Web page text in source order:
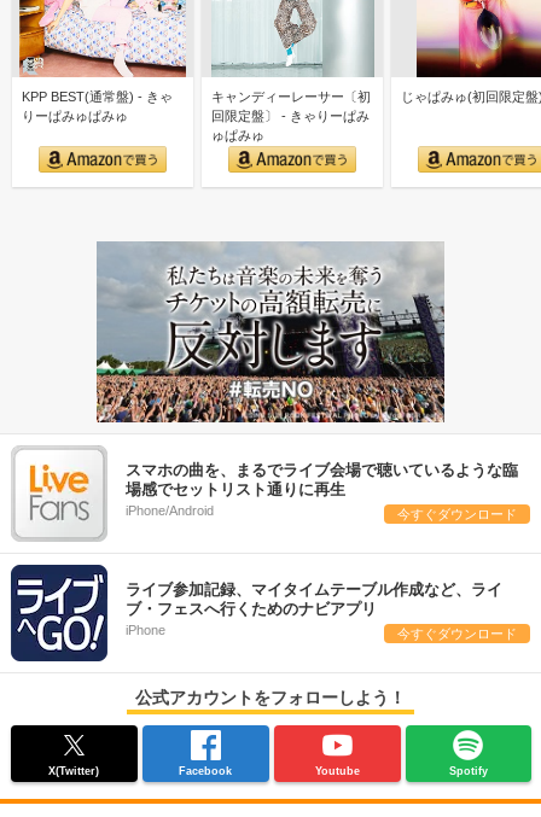
KPP BEST(通常盤) - きゃ
りーぱみゅぱみゅ
キャンディーレーサー〔初
回限定盤〕 - きゃりーぱみ
ゅぱみゅ
じゃぱみゅ(初回限定盤
スマホの曲を、まるでライブ会場で聴いているような臨
場感でセットリスト通りに再生
iPhone/Android 今すぐダウンロード
ライブ参加記録、マイタイムテーブル作成など、ライ
ブ・フェスへ行くためのナビアプリ
iPhone 今すぐダウンロード
公式アカウントをフォローしよう！
X(Twitter) Facebook Youtube Spotify